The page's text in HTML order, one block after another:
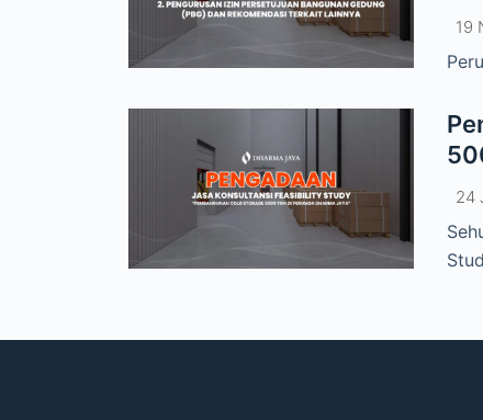
19
24